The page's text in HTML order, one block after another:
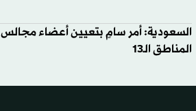
السعودية: أمر سامٍ بتعيين أعضاء مجالس
المناطق الـ13